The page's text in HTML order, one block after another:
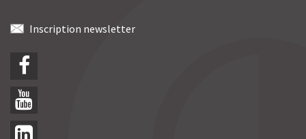
Inscription newsletter